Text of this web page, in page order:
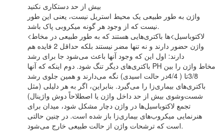
بیش از حد دستکاری نکنید
واژن به طور طبیعی یک محیط استریل نیست، یعنی این طور
نیست که از وجود هر گونه میکروبی پاک باشد.
<لاکتوباسیل>ها باکتری‌هایی هستند که به طور طبیعی در مخاط
واژن حضور دارند و نه تنها مضر نیستند بلکه حداقل 2 فایده هم
دارند: اول این که وجود آنها باعث می‌شود جا برای رشد
باکتری‌های دیگر تنگ شود. دوم اینکه که آنها PH مخاط واژن را بین
3/8تا ( 4/4در حالت اسیدی) نگه می‌دارند و همین جلوی رشد
باکتری‌های بیماری‌زا را می‌گیرد. بنابراین، اگر به هر دلیلی (مثل
شست‌وشوی بیش از حد داخل واژن یا اصطلاحاً دوش واژینال)
تجمع لاکتوباسیل‌ها در واژن دچار مشکل شود، میدان برای
هنرنمایی میکروب‌های بیماری‌زا باز شده است. در چنین حالتی
است که ترشحات واژن از حالت طبیعی خارج می‌شود.